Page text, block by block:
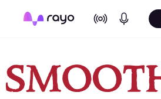
On Air Podcasts